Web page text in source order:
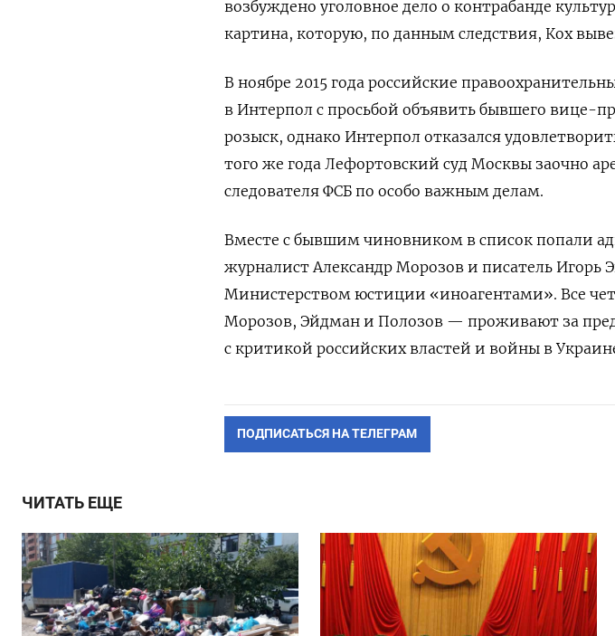
возбуждено уголовное дело о контрабанде
картина, которую, по данным следствия, Кох
В ноябре 2015 года российские
в Интерпол с просьбой объявить бывшего вице-
розыск, однако Интерпол отказался
того же года Лефортовский суд Москвы заочно
следователя ФСБ по особо важным делам.
Вместе с бывшим чиновником в список попали
журналист Александр Морозов и писатель Игорь
Министерством юстиции «иноагентами». Все
Морозов, Эйдман и Полозов — проживают за
с критикой российских властей и войны в
ПОДПИСАТЬСЯ НА ТЕЛЕГРАМ
ЧИТАТЬ ЕЩЕ